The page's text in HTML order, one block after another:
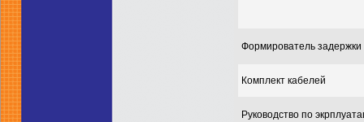
Формирователь
Комплект кабелей
Руководство по